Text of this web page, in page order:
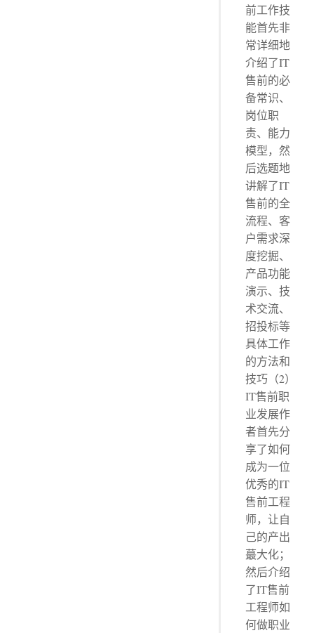
前工作技
能首先非
常详细地
介绍了IT
售前的必
备常识、
岗位职
责、能力
模型，然
后选题地
讲解了IT
售前的全
流程、客
户需求深
度挖掘、
产品功能
演示、技
术交流、
招投标等
具体工作
的方法和
技巧（2）
IT售前职
业发展作
者首先分
享了如何
成为一位
优秀的IT
售前工程
师，让自
己的产出
蕞大化；
然后介绍
了IT售前
工程师如
何做职业